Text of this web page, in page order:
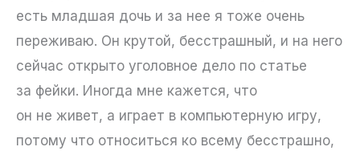
есть младшая дочь и за нее я тоже очень
переживаю. Он крутой, бесстрашный, и на него
сейчас открыто уголовное дело по статье
за фейки. Иногда мне кажется, что
он не живет, а играет в компьютерную игру,
потому что относиться ко всему бесстрашно,